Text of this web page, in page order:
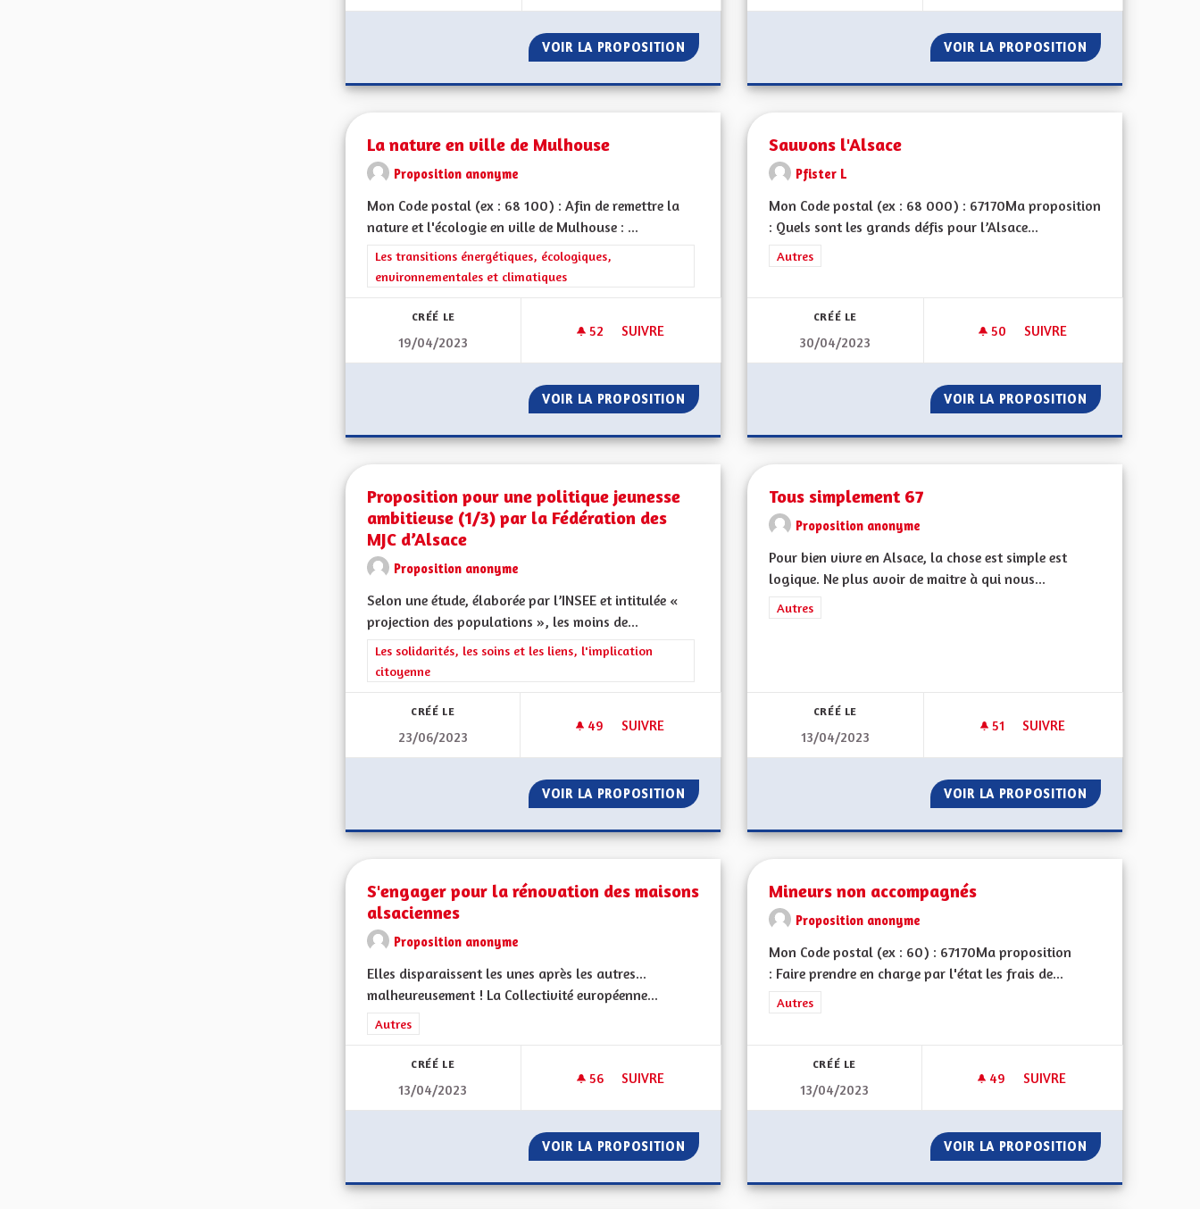
VOIR LA PROPOSITION TRANSPORT ET DÉPLACEMENT VOIR LA PROPOSITION NE PAS
La nature en ville de Mulhouse
Proposition anonyme
Mon Code postal (ex : 68 100) : Afin de remettre la
nature et l'écologie en ville de Mulhouse : ...
Filtrer les résultats de la catégorie : Les transitions énergétiques, écologiques, environnementales et climatiques
Les transitions énergétiques, écologiques,
environnementales et climatiques
CRÉÉ LE
19/04/2023
52 52 ABONNÉS
SUIVRE
LA NATURE EN VILLE DE MULHOUSE
VOIR LA PROPOSITION LA NATURE EN VILLE DE MULHOUSE
Sauvons l'Alsace
Pfister L
Mon Code postal (ex : 68 000) : 67170Ma proposition
: Quels sont les grands défis pour l’Alsace...
Filtrer les résultats de la catégorie : Autres
Autres
CRÉÉ LE
30/04/2023
50 50 ABONNÉS
SUIVRE
VOIR LA PROPOSITION SAUVONS
Proposition pour une politique jeunesse
ambitieuse (1/3) par la Fédération des
MJC d’Alsace
Proposition anonyme
Selon une étude, élaborée par l’INSEE et intitulée «
projection des populations », les moins de...
Filtrer les résultats de la catégorie : Les solidarités, les soins et les liens, l'implication citoyenne
Les solidarités, les soins et les liens, l'implication
citoyenne
CRÉÉ LE
23/06/2023
49 49 ABONNÉS
SUIVRE
PROPOSITION POUR UNE POLITIQUE JEUNESSE AMBITIEUSE (1/3) PAR LA FÉDÉRATION DES MJC
VOIR LA PROPOSITION PROPOSITION POUR UNE POLITIQUE JEUNESSE AMBITIEUSE (1/3) PAR LA
Tous simplement 67
Proposition anonyme
Pour bien vivre en Alsace, la chose est simple est
logique. Ne plus avoir de maitre à qui nous...
Filtrer les résultats de la catégorie : Autres
Autres
CRÉÉ LE
13/04/2023
51 51 ABONNÉS
SUIVRE
VOIR LA PROPOSITION TOUS
S'engager pour la rénovation des maisons
alsaciennes
Proposition anonyme
Elles disparaissent les unes après les autres...
malheureusement ! La Collectivité européenne...
Filtrer les résultats de la catégorie : Autres
Autres
CRÉÉ LE
13/04/2023
56 56 ABONNÉS
SUIVRE
S'ENGAGER POUR LA RÉNOVATION DES MAISONS ALSACIENNES
VOIR LA PROPOSITION S'ENGAGER POUR LA RÉNOVATION DES MAISONS ALSACIENNES
Mineurs non accompagnés
Proposition anonyme
Mon Code postal (ex : 60) : 67170Ma proposition
: Faire prendre en charge par l'état les frais de...
Filtrer les résultats de la catégorie : Autres
Autres
CRÉÉ LE
13/04/2023
49 49 ABONNÉS
SUIVRE
VOIR LA PROPOSITION MINEURS NON